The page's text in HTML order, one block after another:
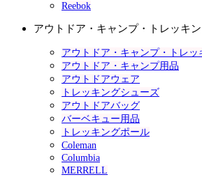
Reebok
アウトドア・キャンプ・トレッキ
アウトドア・キャンプ・トレ
アウトドア・キャンプ用品
アウトドアウェア
トレッキングシューズ
アウトドアバッグ
バーベキュー用品
トレッキングポール
Coleman
Columbia
MERRELL